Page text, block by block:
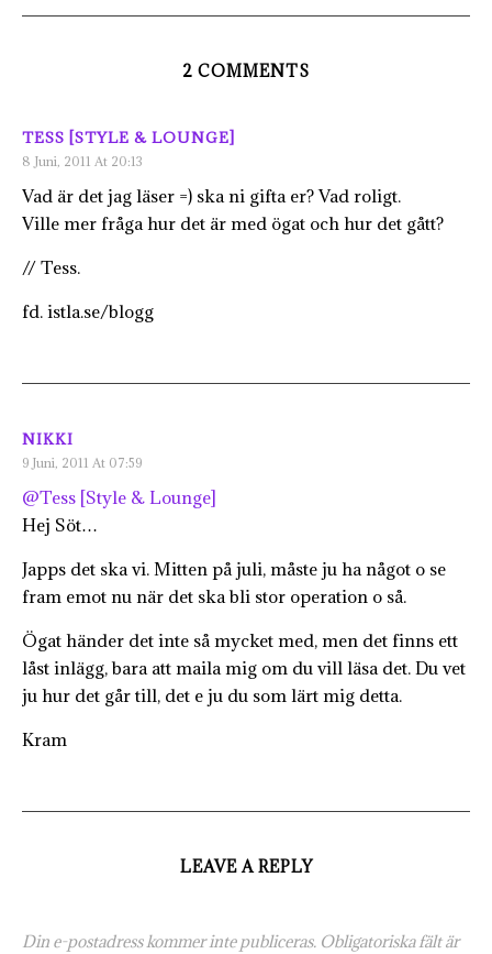
2 COMMENTS
TESS [STYLE & LOUNGE]
8 Juni, 2011 At 20:13
Vad är det jag läser =) ska ni gifta er? Vad roligt.
Ville mer fråga hur det är med ögat och hur det gått?
// Tess.
fd. istla.se/blogg
NIKKI
9 Juni, 2011 At 07:59
@Tess [Style & Lounge]
Hej Söt…
Japps det ska vi. Mitten på juli, måste ju ha något o se
fram emot nu när det ska bli stor operation o så.
Ögat händer det inte så mycket med, men det finns ett
låst inlägg, bara att maila mig om du vill läsa det. Du vet
ju hur det går till, det e ju du som lärt mig detta.
Kram
LEAVE A REPLY
Din e-postadress kommer inte publiceras. Obligatoriska fält är